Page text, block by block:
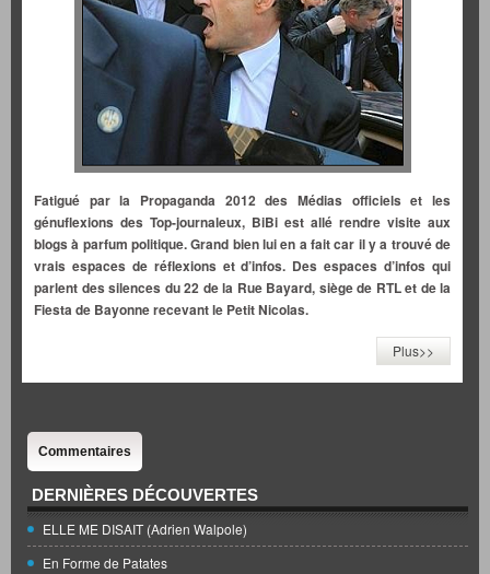
Fatigué par la Propaganda 2012 des Médias officiels et les
génuflexions des Top-journaleux, BiBi est allé rendre visite aux
blogs à parfum politique. Grand bien lui en a fait car il y a trouvé de
vrais espaces de réflexions et d’infos. Des espaces d’infos qui
parlent des silences du 22 de la Rue Bayard, siège de RTL et de la
Fiesta de Bayonne recevant le Petit Nicolas.
Plus>>
Commentaires
DERNIÈRES DÉCOUVERTES
ELLE ME DISAIT (Adrien Walpole)
En Forme de Patates